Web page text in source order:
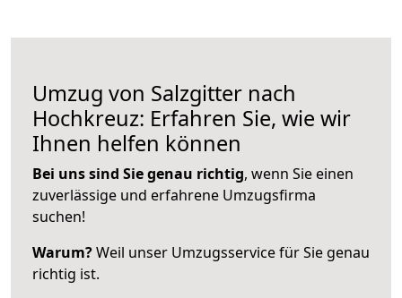
Umzug von Salzgitter nach
Hochkreuz: Erfahren Sie, wie wir
Ihnen helfen können
Bei uns sind Sie genau richtig, wenn Sie einen
zuverlässige und erfahrene Umzugsfirma
suchen!
Warum?Weil unser Umzugsservice für Sie genau
richtig ist.